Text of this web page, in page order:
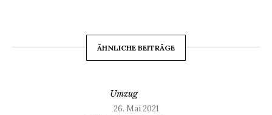
ÄHNLICHE BEITRÄGE
Umzug
26. Mai 2021